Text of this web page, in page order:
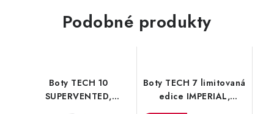
Podobné produkty
Boty TECH 10
SUPERVENTED,
Boty TECH 7 limitovaná
edice IMPERIAL,